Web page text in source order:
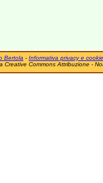
Bertola - Informativa privacy e cookie
Creative Commons Attribuzione -